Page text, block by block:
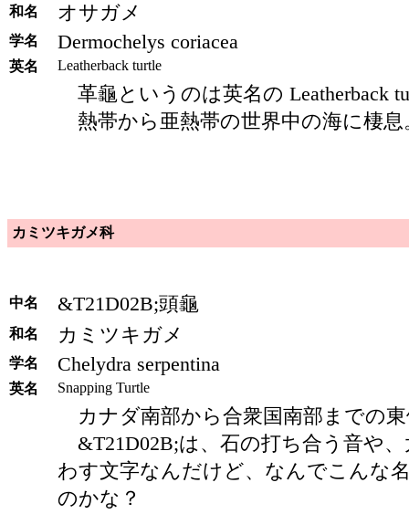
和名 オサガメ
学名 Dermochelys coriacea
英名 Leatherback turtle
革龜というのは英名の Leatherback
熱帯から亜熱帯の世界中の海に棲息
カミツキガメ科
中名 &T21D02B;頭龜
和名 カミツキガメ
学名 Chelydra serpentina
英名 Snapping Turtle
カナダ南部から合衆国南部までの
&T21D02B;は、石の打ち合う音や
わす文字なんだけど、なんでこんな
のかな？